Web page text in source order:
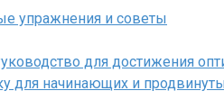
упражнения и советы
для достижения
для начинающих и